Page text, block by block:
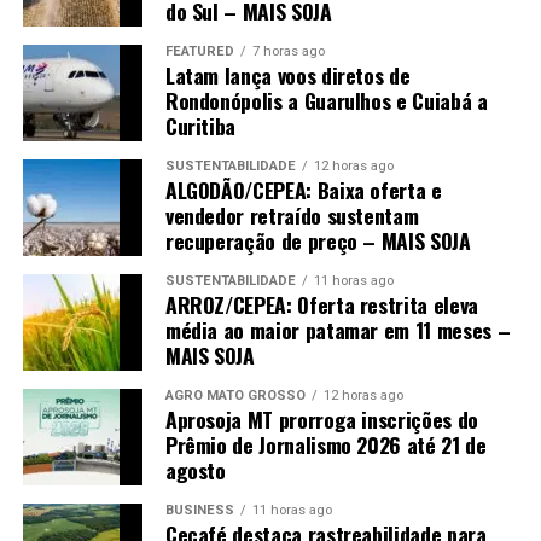
Hospital Regional de Sorriso – 75%
Hospital Regional de Sinop – 80%
do Sul – MAIS SOJA
FEATURED 7 horas ago
Latam lança voos diretos de
Rondonópolis a Guarulhos e Cuiabá a
Curitiba
SUSTENTABILIDADE 12 horas ago
ALGODÃO/CEPEA: Baixa oferta e
vendedor retraído sustentam
recuperação de preço – MAIS SOJA
SUSTENTABILIDADE 11 horas ago
ARROZ/CEPEA: Oferta restrita eleva
média ao maior patamar em 11 meses –
MAIS SOJA
AGRO MATO GROSSO 12 horas ago
Aprosoja MT prorroga inscrições do
Prêmio de Jornalismo 2026 até 21 de
agosto
BUSINESS 11 horas ago
Cecafé destaca rastreabilidade para